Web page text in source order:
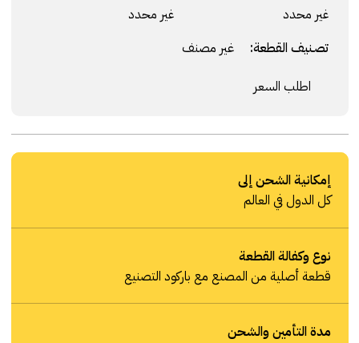
غير محدد
غير محدد
تصنيف القطعة: غير مصنف
اطلب السعر
إمكانية الشحن إلى
كل الدول في العالم
نوع وكفالة القطعة
قطعة أصلية من المصنع مع باركود التصنيع
مدة التأمين والشحن